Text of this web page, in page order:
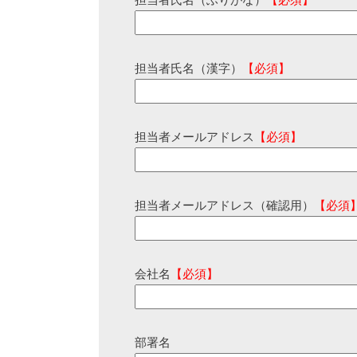
担当者氏名（漢字） 【必須】
担当者メールアドレス 【必須】
担当者メールアドレス（確認用） 【必須
会社名 【必須】
部署名